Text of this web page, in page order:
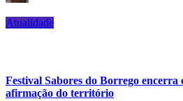
Atualidade
Festival Sabores do Borrego encerra
afirmação do território